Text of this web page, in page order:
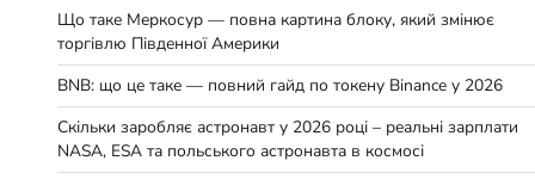
Що таке Меркосур — повна картина блоку, який змінює
торгівлю Південної Америки
BNB: що це таке — повний гайд по токену Binance у 2026
Скільки заробляє астронавт у 2026 році – реальні зарплати
NASA, ESA та польського астронавта в космосі